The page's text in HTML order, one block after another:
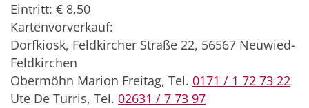
Eintritt: € 8,50
Kartenvorverkauf:
Dorfkiosk, Feldkircher Straße 22, 56567 Neuwied-
Feldkirchen
Obermöhn Marion Freitag, Tel. 0171 / 1 72 73 22
Ute De Turris, Tel. 02631 / 7 73 97